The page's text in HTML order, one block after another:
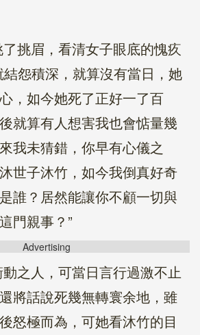
眉，看清女子眼底的愧疚
結怨積深，就算沒有當日，她
，如今她死了正好一了百
就算有人想害我也會惦量幾
我未猜錯，你早有心儀之
世子沐竹，如今我倒真好奇
誰？居然能讓你不顧一切與
門親事？”
Advertising
人，可當日言行過激不止
將話說死幾無轉寰余地，雖
怒極而為，可她看沐竹的目